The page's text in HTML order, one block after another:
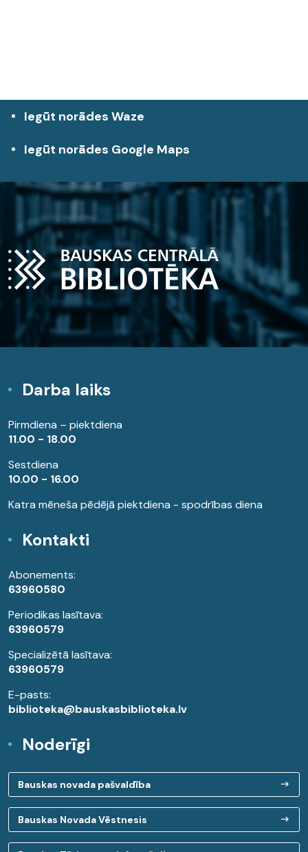
Iegūt norādes Waze
Iegūt norādes Google Maps
Darba laiks
Pirmdiena – piektdiena
11.00 - 18.00
Sestdiena
10.00 - 16.00
Katra mēneša pēdējā piektdiena - spodrības diena
Kontakti
Abonements:
63960580
Periodikas lasītava:
63960579
Specializētā lasītava:
63960579
E-pasts:
biblioteka@bauskasbiblioteka.lv
Noderīgi
Bauskas novada pašvaldība
Bauskas Novada Vēstnesis